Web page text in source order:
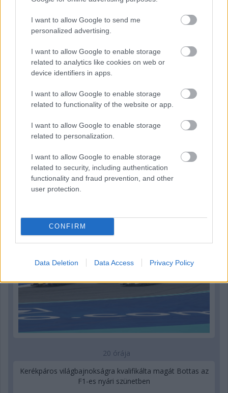
I want to allow Google to send me
personalized advertising.
I want to allow Google to enable storage
related to analytics like cookies on web or
device identifiers in apps.
I want to allow Google to enable storage
related to functionality of the website or app.
I want to allow Google to enable storage
related to personalization.
I want to allow Google to enable storage
related to security, including authentication
functionality and fraud prevention, and other
user protection.
CONFIRM
Data Deletion Data Access Privacy Policy
18 órája
Óriási bevétel-visszaesést könyvelhetett el az F1 a
második negyedévben
20 órája
Kerékpáros világbajnokságra kvalifikálta magát Bottas az
F1-es nyári szünetben